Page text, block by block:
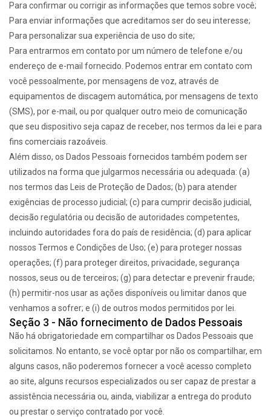
Para confirmar ou corrigir as informações que temos sobre você;
Para enviar informações que acreditamos ser do seu interesse;
Para personalizar sua experiência de uso do site;
Para entrarmos em contato por um número de telefone e/ou
endereço de e-mail fornecido. Podemos entrar em contato com
você pessoalmente, por mensagens de voz, através de
equipamentos de discagem automática, por mensagens de texto
(SMS), por e-mail, ou por qualquer outro meio de comunicação
que seu dispositivo seja capaz de receber, nos termos da lei e para
fins comerciais razoáveis.
Além disso, os Dados Pessoais fornecidos também podem ser
utilizados na forma que julgarmos necessária ou adequada: (a)
nos termos das Leis de Proteção de Dados; (b) para atender
exigências de processo judicial; (c) para cumprir decisão judicial,
decisão regulatória ou decisão de autoridades competentes,
incluindo autoridades fora do país de residência; (d) para aplicar
nossos Termos e Condições de Uso; (e) para proteger nossas
operações; (f) para proteger direitos, privacidade, segurança
nossos, seus ou de terceiros; (g) para detectar e prevenir fraude;
(h) permitir-nos usar as ações disponíveis ou limitar danos que
venhamos a sofrer; e (i) de outros modos permitidos por lei.
Seção 3 - Não fornecimento de Dados Pessoais
Não há obrigatoriedade em compartilhar os Dados Pessoais que
solicitamos. No entanto, se você optar por não os compartilhar, em
alguns casos, não poderemos fornecer a você acesso completo
ao site, alguns recursos especializados ou ser capaz de prestar a
assistência necessária ou, ainda, viabilizar a entrega do produto
ou prestar o serviço contratado por você.